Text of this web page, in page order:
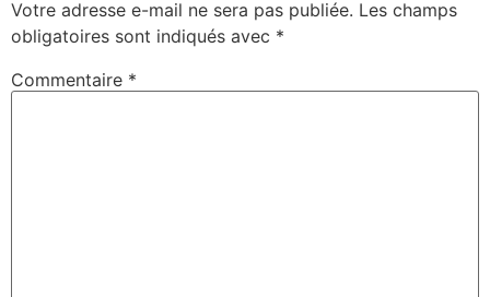
Votre adresse e-mail ne sera pas publiée. Les champs
obligatoires sont indiqués avec *
Commentaire *